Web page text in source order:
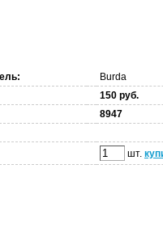
Burda
150 руб.
8947
шт.